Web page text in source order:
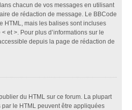
chacun de vos messages en utilisant
de rédaction de message. Le BBCode
HTML, mais les balises sont incluses
et >. Pour plus d’informations sur le
depuis la page de rédaction de
du HTML sur ce forum. La plupart
le HTML peuvent être appliquées